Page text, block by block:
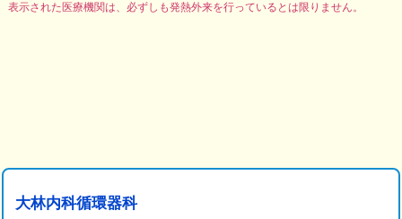
表示された医療機関は、必ずしも発熱外来を行っているとは限りません。
大林内科循環器科